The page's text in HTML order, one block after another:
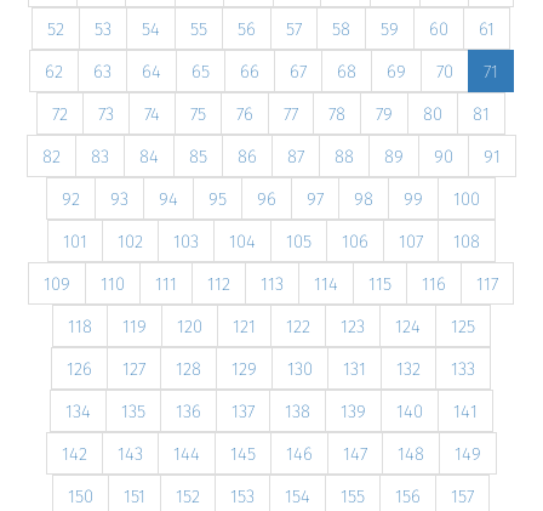
52
53 54 55 56 57 58 59 60
61
62
63 64 65 66 67 68 69 70
71
72
73 74 75 76 77 78 79 80
81
82
83 84 85 86 87 88 89 90
91
92
93 94 95 96 97 98 99
100
101
102 103 104 105 106 107
108
109
110 111 112 113 114 115 116
117
118
119 120 121 122 123 124
125
126
127 128 129 130 131 132
133
134
135 136 137 138 139 140
141
142
143 144 145 146 147 148
149
150
151 152 153 154 155 156
157